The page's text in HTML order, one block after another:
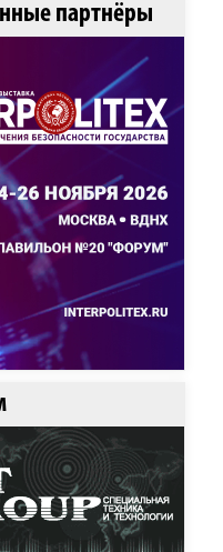
партнёры